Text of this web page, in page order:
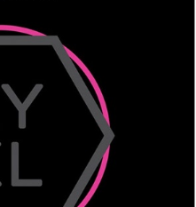
パーカッション
電子ピアノ
その他楽器